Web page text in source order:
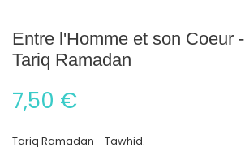
Entre l'Homme et son Coeur -
Tariq Ramadan
7,50 €
Tariq Ramadan - Tawhid.